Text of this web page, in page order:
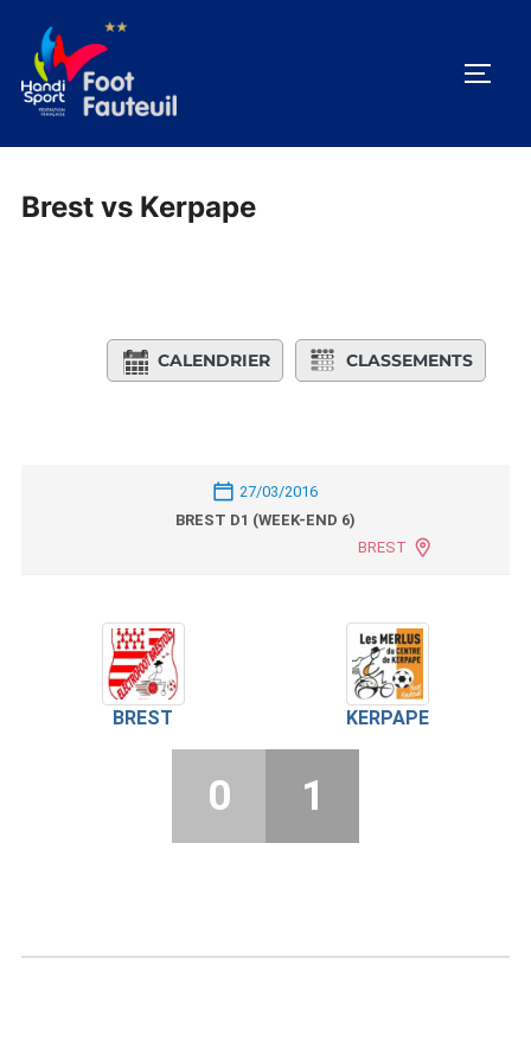
contenu
Brest vs Kerpape
CALENDRIER CLASSEMENTS
27/03/2016
BREST D1 (WEEK-END 6)
BREST
BREST KERPAPE
0 1